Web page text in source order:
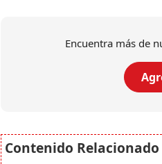
Encuentra más de